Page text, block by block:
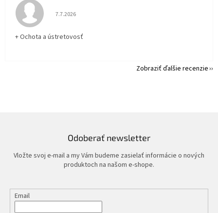
Hodnotenie obchodu je 5 z 5 hviezdičiek.
7.7.2026
+ Ochota a ústretovosť
Zobraziť ďalšie recenzie
Odoberať newsletter
Vložte svoj e-mail a my Vám budeme zasielať informácie o nových
produktoch na našom e-shope.
Email